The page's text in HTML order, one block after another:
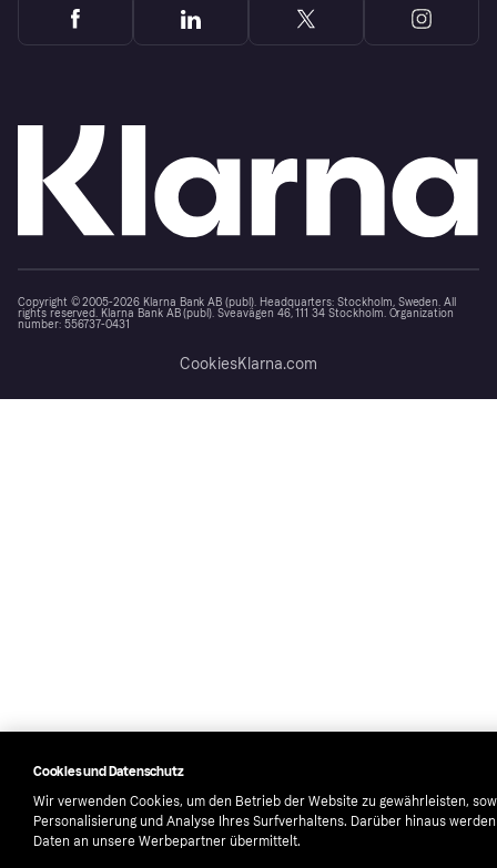
Copyright © 2005-2026 Klarna Bank AB (publ). Headquarters: Stockholm, Sweden. All
rights reserved. Klarna Bank AB (publ). Sveavägen 46, 111 34 Stockholm. Organization
number: 556737-0431
CookiesKlarna.com
Cookies und Datenschutz
Wir verwenden Cookies, um den Betrieb der Website zu gewährleisten,
Personalisierung und Analyse Ihres Surfverhaltens. Darüber hinaus
Daten an unsere Werbepartner übermittelt.